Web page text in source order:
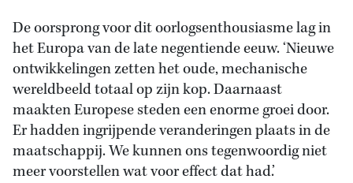
De oorsprong voor dit oorlogsenthousiasme lag in
het Europa van de late negentiende eeuw. ‘Nieuwe
ontwikkelingen zetten het oude, mechanische
wereldbeeld totaal op zijn kop. Daarnaast
maakten Europese steden een enorme groei door.
Er hadden ingrijpende veranderingen plaats in de
maatschappij. We kunnen ons tegenwoordig niet
meer voorstellen wat voor effect dat had.’